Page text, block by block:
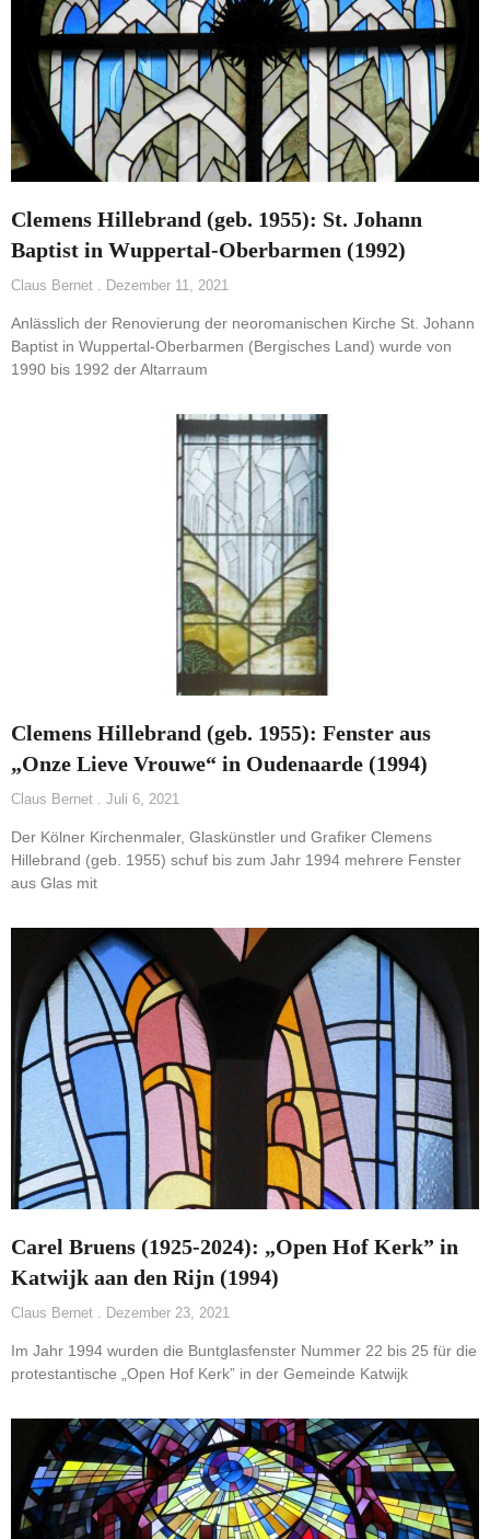
Clemens Hillebrand (geb. 1955): St. Johann
Baptist in Wuppertal-Oberbarmen (1992)
Claus Bernet Dezember 11, 2021
Anlässlich der Renovierung der neoromanischen Kirche St. Johann
Baptist in Wuppertal-Oberbarmen (Bergisches Land) wurde von
1990 bis 1992 der Altarraum
Clemens Hillebrand (geb. 1955): Fenster aus
„Onze Lieve Vrouwe“ in Oudenaarde (1994)
Claus Bernet Juli 6, 2021
Der Kölner Kirchenmaler, Glaskünstler und Grafiker Clemens
Hillebrand (geb. 1955) schuf bis zum Jahr 1994 mehrere Fenster
aus Glas mit
Carel Bruens (1925-2024): „Open Hof Kerk” in
Katwijk aan den Rijn (1994)
Claus Bernet Dezember 23, 2021
Im Jahr 1994 wurden die Buntglasfenster Nummer 22 bis 25 für die
protestantische „Open Hof Kerk” in der Gemeinde Katwijk